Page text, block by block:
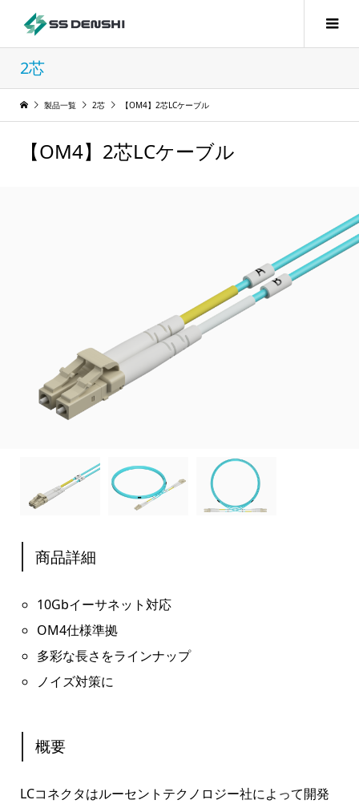
2芯
製品一覧 2芯 【OM4】2芯LCケーブル
【OM4】2芯LCケーブル
商品詳細
10Gbイーサネット対応
OM4仕様準拠
多彩な長さをラインナップ
ノイズ対策に
概要
LCコネクタはルーセントテクノロジー社によって開発